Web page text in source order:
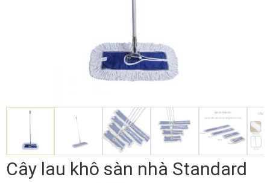
Cây lau khô sàn nhà Standard